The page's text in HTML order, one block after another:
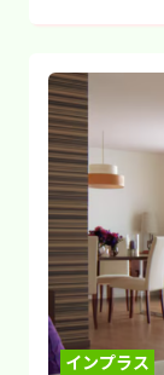
インプラス